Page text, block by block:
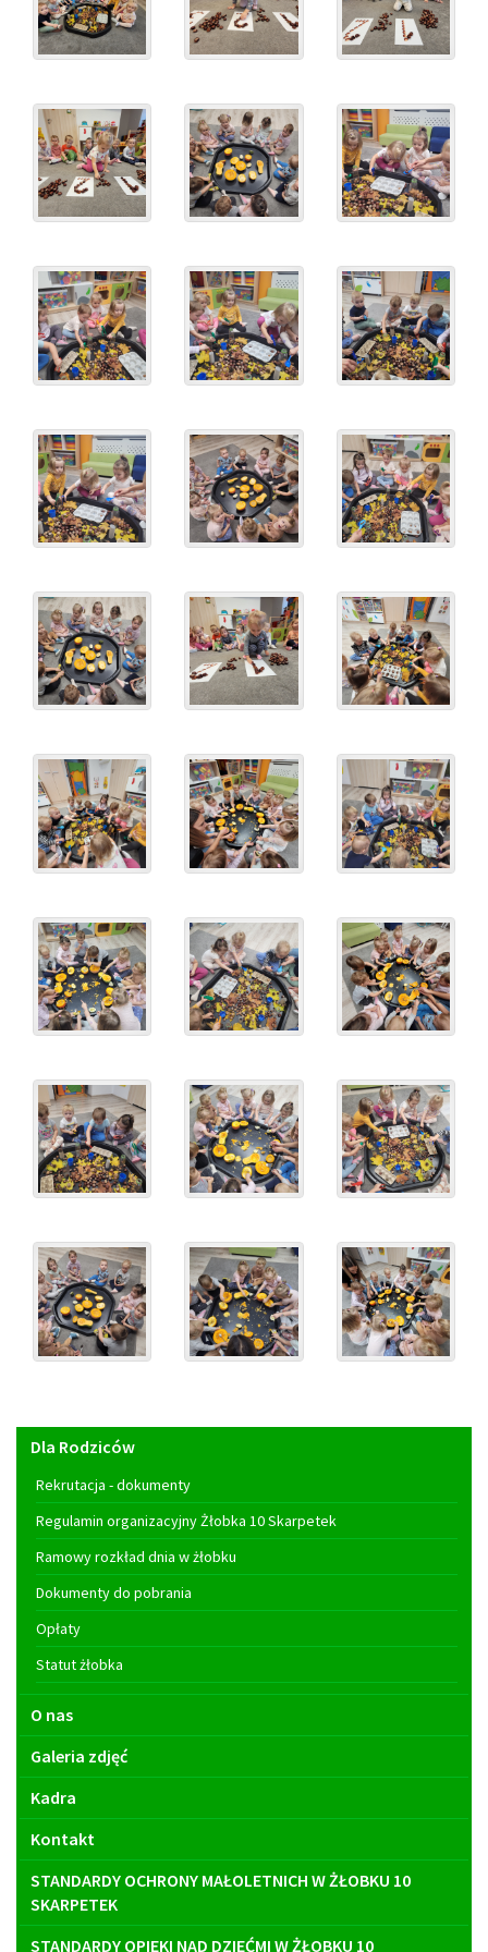
Menu
główne
Dla Rodziców
Rekrutacja - dokumenty
Regulamin organizacyjny Żłobka 10 Skarpetek
Ramowy rozkład dnia w żłobku
Dokumenty do pobrania
Opłaty
Statut żłobka
O nas
Galeria zdjęć
Kadra
Kontakt
STANDARDY OCHRONY MAŁOLETNICH W ŻŁOBKU 10
SKARPETEK
STANDARDY OPIEKI NAD DZIEĆMI W ŻŁOBKU 10